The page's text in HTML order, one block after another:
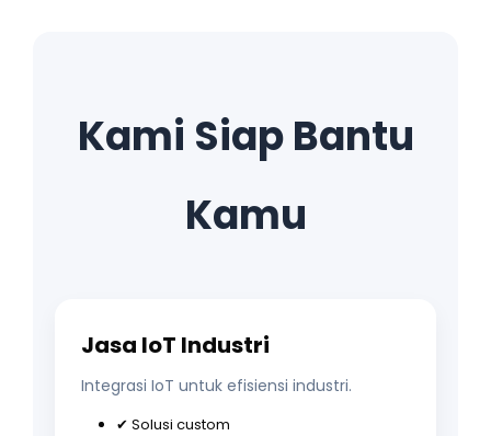
Kami Siap Bantu
Kamu
Jasa IoT Industri
Integrasi IoT untuk efisiensi industri.
✔ Solusi custom